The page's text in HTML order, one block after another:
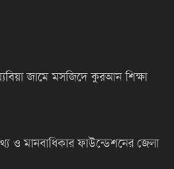
জামে মসজিদে কুরআন শিক্ষা
ও মানবাধিকার ফাউন্ডেশনের জেলা